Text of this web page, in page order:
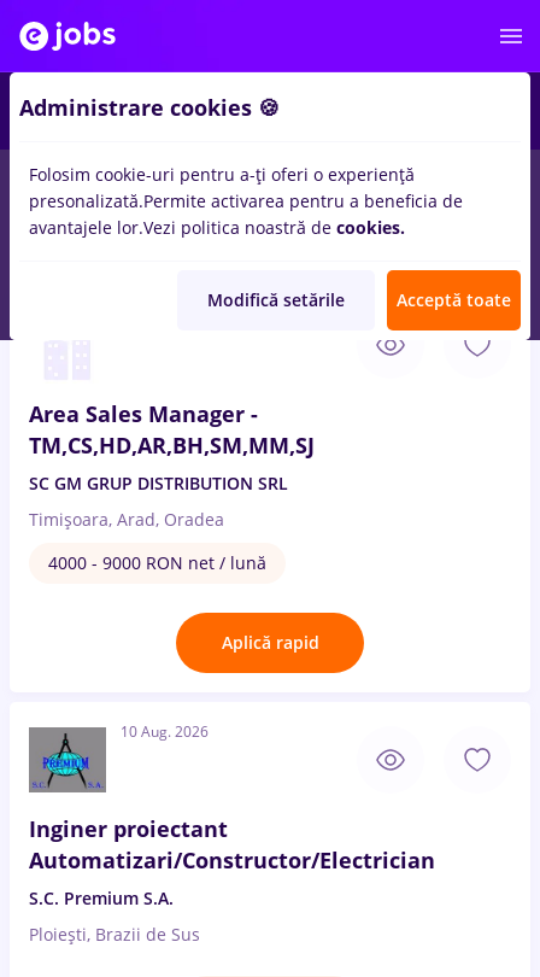
Salarii Remote (de acasă) București Cluj-
Area Sales Manager -
TM,CS,HD,AR,BH,SM,MM,SJ
SC GM GRUP DISTRIBUTION SRL
Timișoara, Arad, Oradea
4000 - 9000 RON net / lună
Aplică rapid
10 Aug. 2026
Inginer proiectant
Automatizari/Constructor/Electrician
S.C. Premium S.A.
Ploiești, Brazii de Sus
Administrare cookies 🍪
Folosim cookie-uri pentru a-ți oferi o experiență
presonalizată.Permite activarea pentru a beneficia de
avantajele lor.Vezi politica noastră de cookies.
Modifică setările Acceptă toate